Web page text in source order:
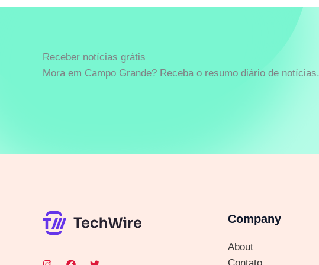
Receber notícias grátis
Mora em Campo Grande? Receba o resumo diário de notícias.
Company
About